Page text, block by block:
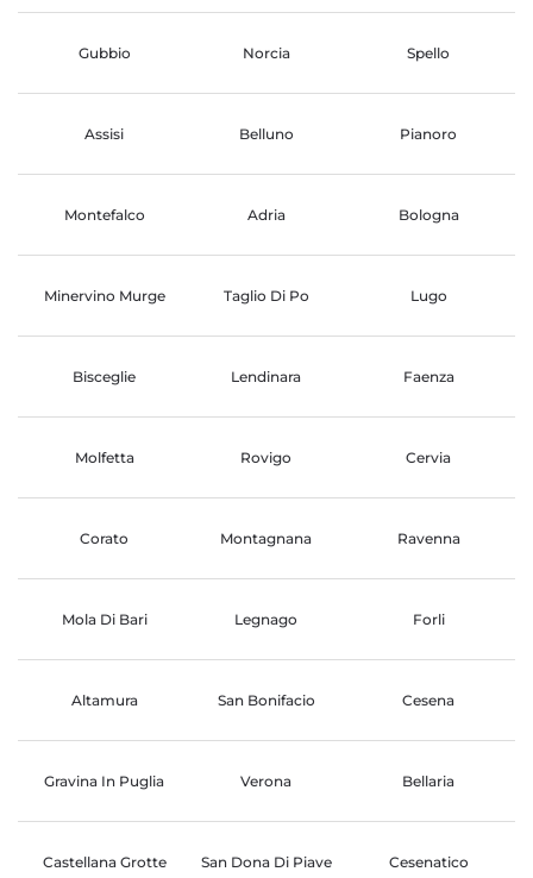
Gubbio Norcia Spello
Assisi Belluno Pianoro
Montefalco Adria Bologna
Minervino Murge Taglio Di Po Lugo
Bisceglie Lendinara Faenza
Molfetta Rovigo Cervia
Corato Montagnana Ravenna
Mola Di Bari Legnago Forli
Altamura San Bonifacio Cesena
Gravina In Puglia Verona Bellaria
Castellana Grotte San Dona Di Piave Cesenatico